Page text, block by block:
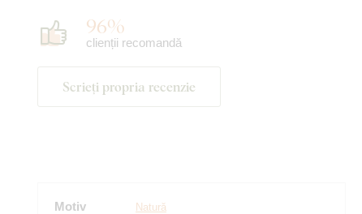
96%
clienții recomandă
Scrieți propria recenzie
Motiv Natură